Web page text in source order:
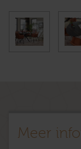
Meer